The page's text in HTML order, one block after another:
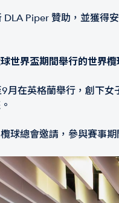
Piper 贊助，並獲得
世界盃期間舉行的世界
月在英格蘭舉行，創下
球總會邀請，參與賽事